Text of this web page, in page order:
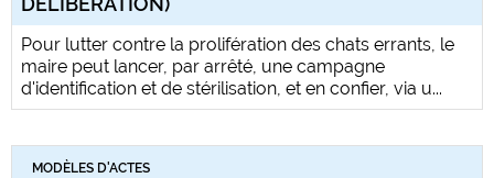
Pour lutter contre la prolifération des chats errants, le
maire peut lancer, par arrêté, une campagne
d'identification et de stérilisation, et en confier, via u...
MODÈLES D'ACTES